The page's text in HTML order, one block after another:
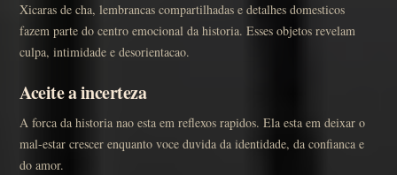
Xicaras de cha, lembrancas compartilhadas e detalhes domesticos
fazem parte do centro emocional da historia. Esses objetos revelam
culpa, intimidade e desorientacao.
Aceite a incerteza
A forca da historia nao esta em reflexos rapidos. Ela esta em deixar o
mal-estar crescer enquanto voce duvida da identidade, da confianca e
do amor.